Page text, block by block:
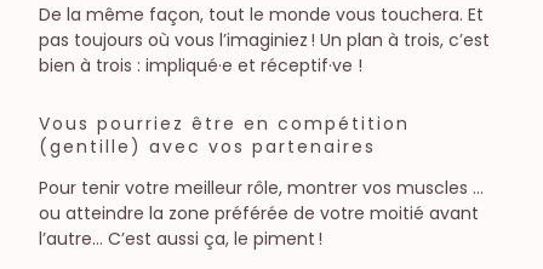
De la même façon, tout le monde vous touchera. Et
pas toujours où vous l’imaginiez ! Un plan à trois, c’est
bien à trois : impliqué·e et réceptif·ve !
Vous pourriez être en compétition
(gentille) avec vos partenaires
Pour tenir votre meilleur rôle, montrer vos muscles …
ou atteindre la zone préférée de votre moitié avant
l’autre… C’est aussi ça, le piment !